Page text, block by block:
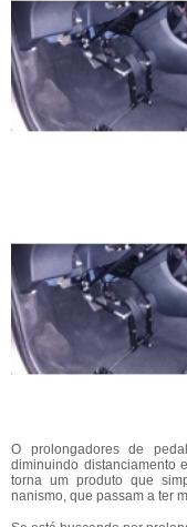
O prolongadores de
diminuindo distanciamento
torna um produto que
nanismo, que passam a ter